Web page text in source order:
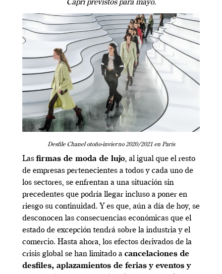
Capri previstos para mayo.
Desfile Chanel otoño-invierno 2020/2021 en París
Las firmas de moda de lujo, al igual que el resto
de empresas pertenecientes a todos y cada uno de
los sectores, se enfrentan a una situación sin
precedentes que podría llegar incluso a poner en
riesgo su continuidad. Y es que, aún a día de hoy, se
desconocen las consecuencias económicas que el
estado de excepción tendrá sobre la industria y el
comercio. Hasta ahora, los efectos derivados de la
crisis global se han limitado a cancelaciones de
desfiles, aplazamientos de ferias y eventos y